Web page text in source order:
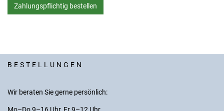
BESTELLUNGEN
Wir beraten Sie gerne persönlich: